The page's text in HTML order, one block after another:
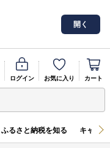
開く
ログイン お気に入り カート
ふるさと納税を知る キャン